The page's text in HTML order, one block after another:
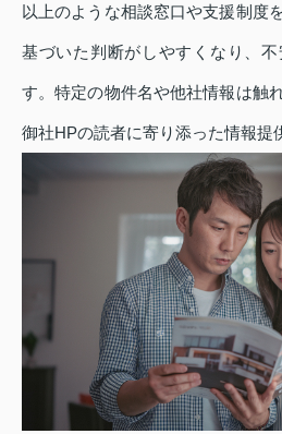
以上のような相談窓口や支援制度
基づいた判断がしやすくなり、
す。特定の物件名や他社情報は触
御社HPの読者に寄り添った情報提